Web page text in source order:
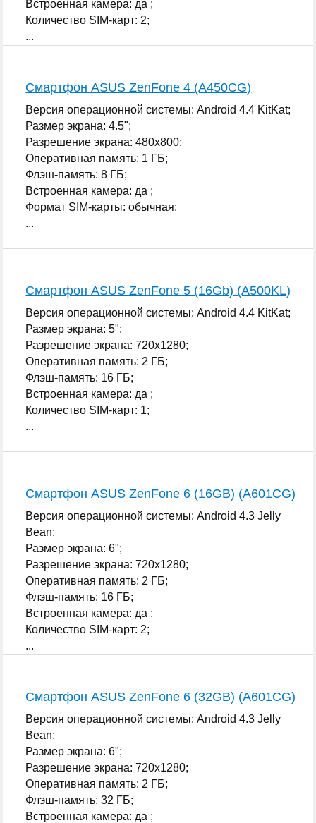
Встроенная камера: да ;
Количество SIM-карт: 2;
...
Смартфон ASUS ZenFone 4 (A450CG)
Версия операционной системы: Android 4.4 KitKat;
Размер экрана: 4.5";
Разрешение экрана: 480x800;
Оперативная память: 1 ГБ;
Флэш-память: 8 ГБ;
Встроенная камера: да ;
Формат SIM-карты: обычная;
...
Смартфон ASUS ZenFone 5 (16Gb) (A500KL)
Версия операционной системы: Android 4.4 KitKat;
Размер экрана: 5";
Разрешение экрана: 720x1280;
Оперативная память: 2 ГБ;
Флэш-память: 16 ГБ;
Встроенная камера: да ;
Количество SIM-карт: 1;
...
Смартфон ASUS ZenFone 6 (16GB) (A601CG)
Версия операционной системы: Android 4.3 Jelly
Bean;
Размер экрана: 6";
Разрешение экрана: 720x1280;
Оперативная память: 2 ГБ;
Флэш-память: 16 ГБ;
Встроенная камера: да ;
Количество SIM-карт: 2;
...
Смартфон ASUS ZenFone 6 (32GB) (A601CG)
Версия операционной системы: Android 4.3 Jelly
Bean;
Размер экрана: 6";
Разрешение экрана: 720x1280;
Оперативная память: 2 ГБ;
Флэш-память: 32 ГБ;
Встроенная камера: да ;